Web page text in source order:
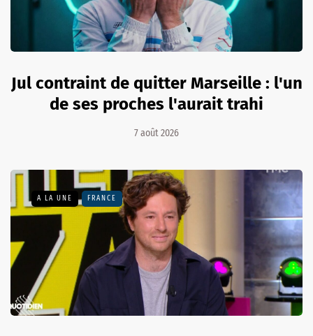
Jul contraint de quitter Marseille : l'un
de ses proches l'aurait trahi
7 août 2026
A LA UNE FRANCE